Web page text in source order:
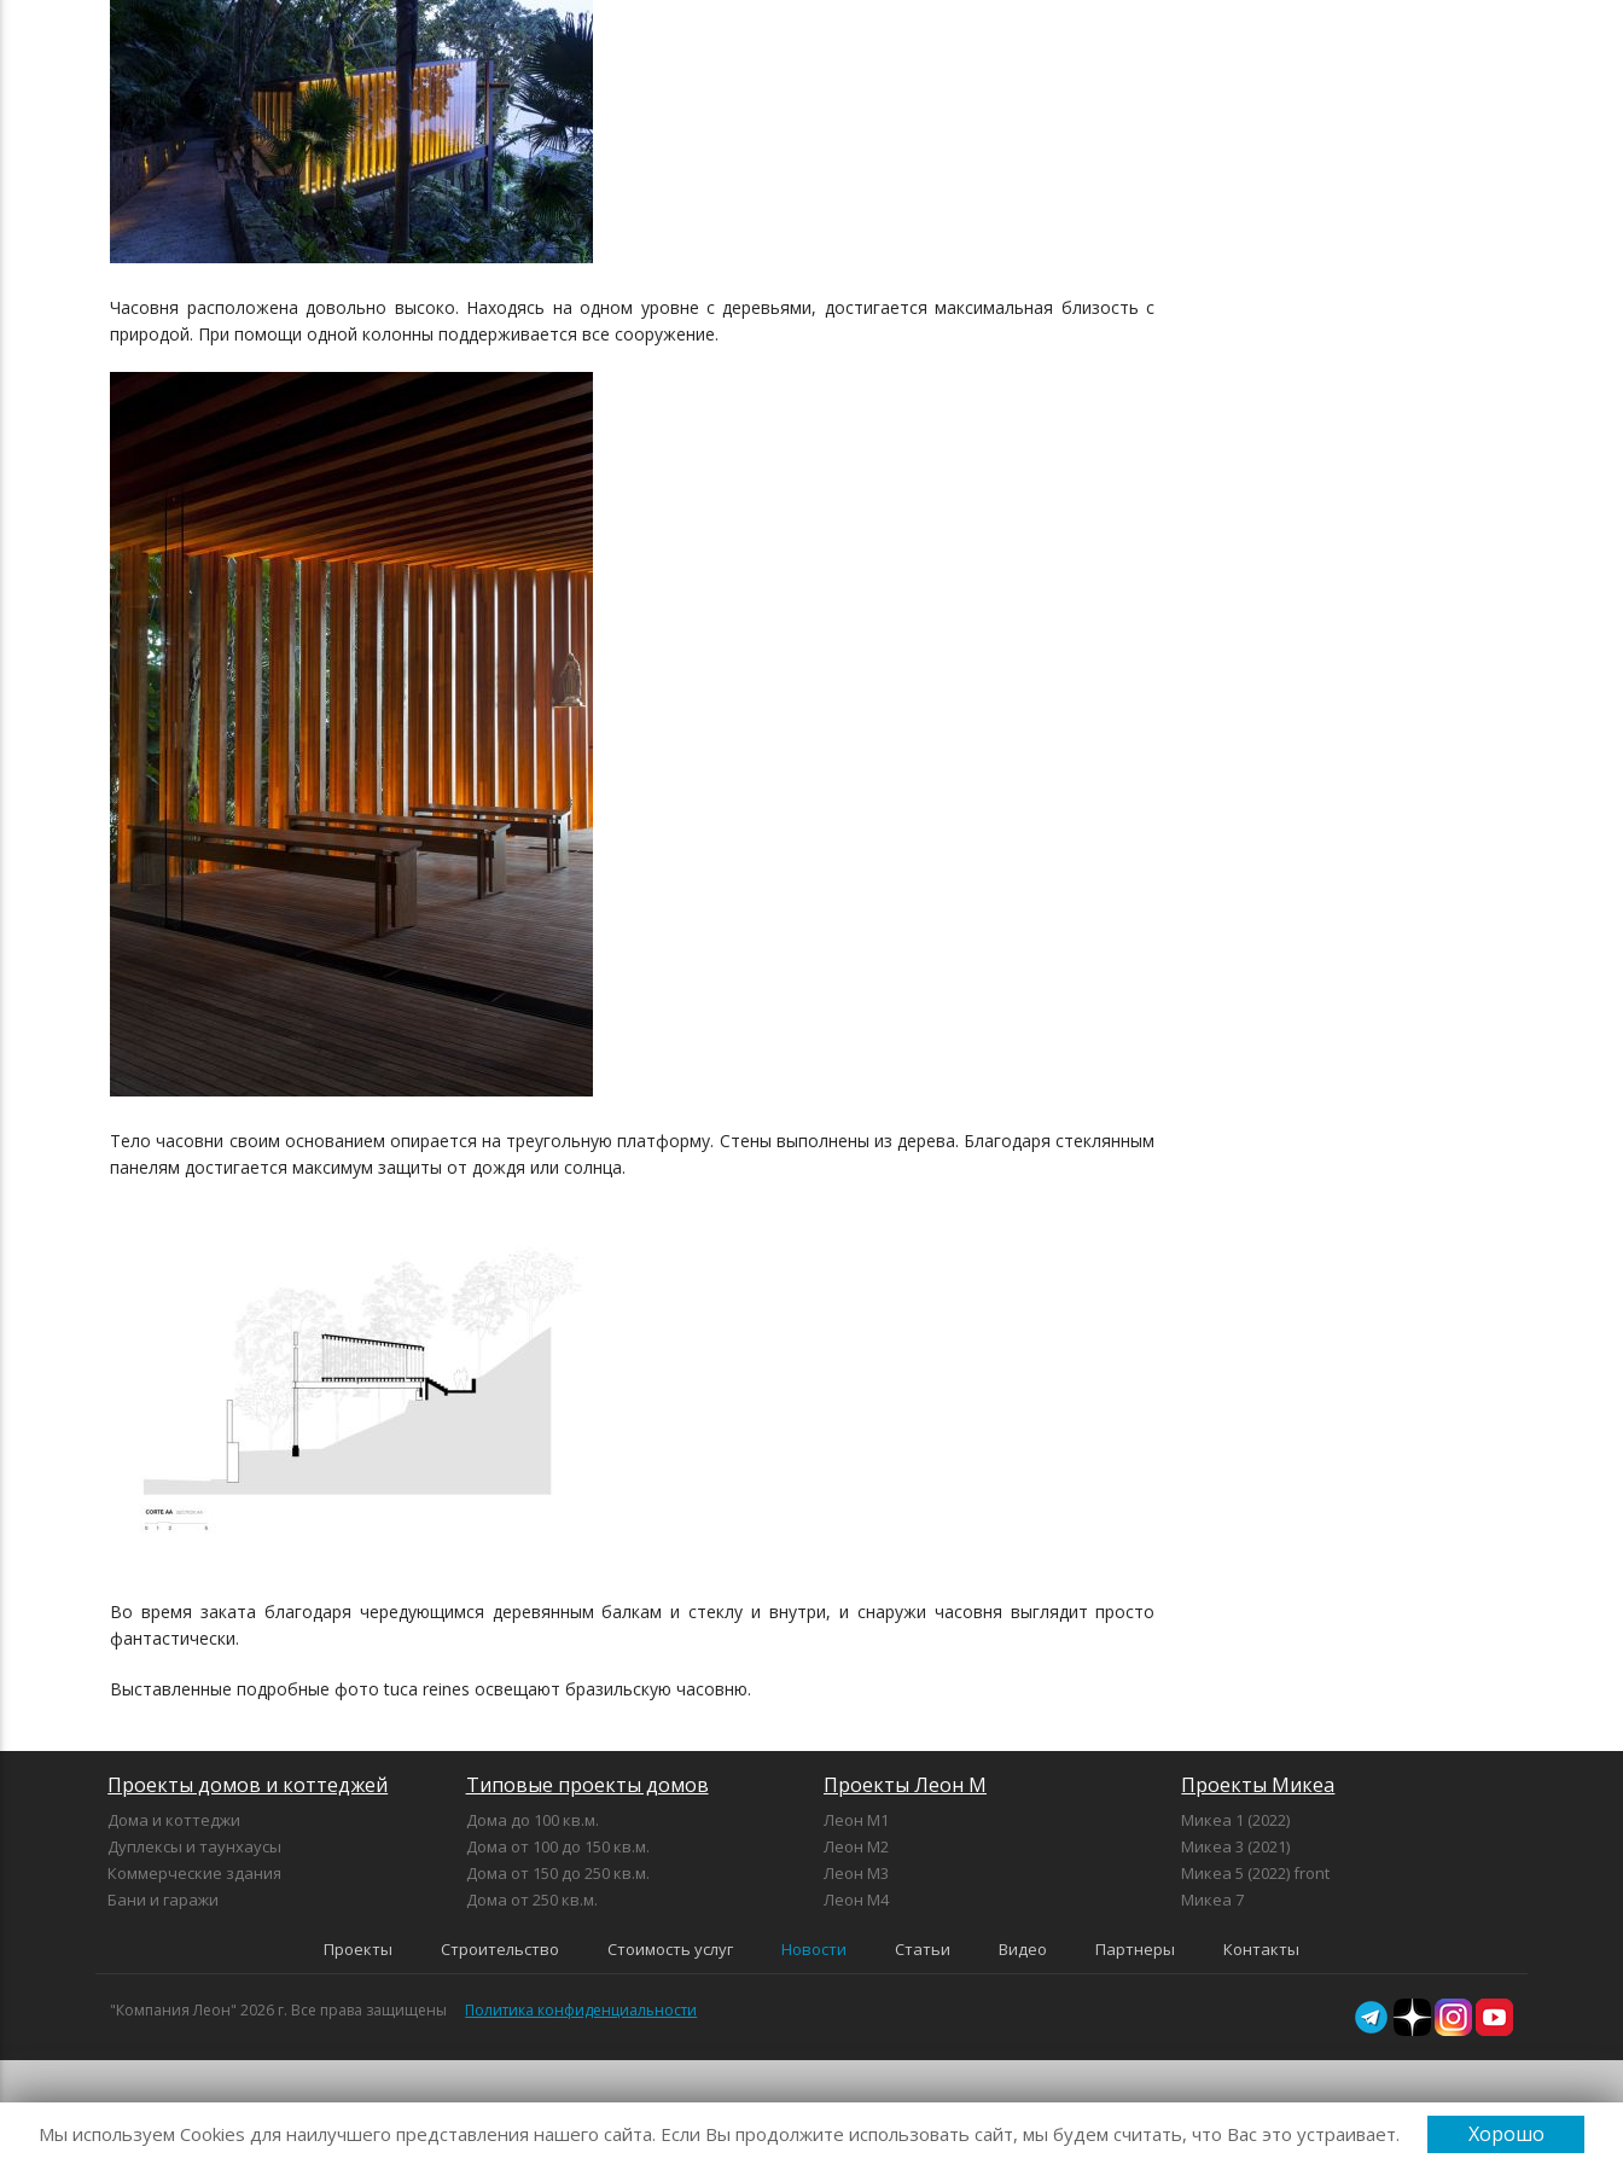
Часовня расположена довольно высоко. Находясь на одном уровне с деревьями, достигается максимальная близость с
природой. При помощи одной колонны поддерживается все сооружение.
Тело часовни своим основанием опирается на треугольную платформу. Стены выполнены из дерева. Благодаря стеклянным
панелям достигается максимум защиты от дождя или солнца.
Во время заката благодаря чередующимся деревянным балкам и стеклу и внутри, и снаружи часовня выглядит просто
фантастически.
Выставленные подробные фото tuca reines освещают бразильскую часовню.
Проекты домов и коттеджей
Дома и коттеджи
Дуплексы и таунхаусы
Коммерческие здания
Бани и гаражи
Типовые проекты домов
Дома до 100 кв.м.
Дома от 100 до 150 кв.м.
Дома от 150 до 250 кв.м.
Дома от 250 кв.м.
Проекты Леон М
Леон М1
Леон М2
Леон М3
Леон М4
Проекты Микеа
Микеа 1 (2022)
Микеа 3 (2021)
Микеа 5 (2022) front
Микеа 7
Проекты Строительство Стоимость услуг Новости Статьи Видео Партнеры Контакты
"Компания Леон" 2026 г. Все права защищены Политика конфиденциальности
Мы используем Cookies для наилучшего представления нашего сайта. Если Вы продолжите использовать сайт, мы будем считать, что Вас это устраивает. Хорошо